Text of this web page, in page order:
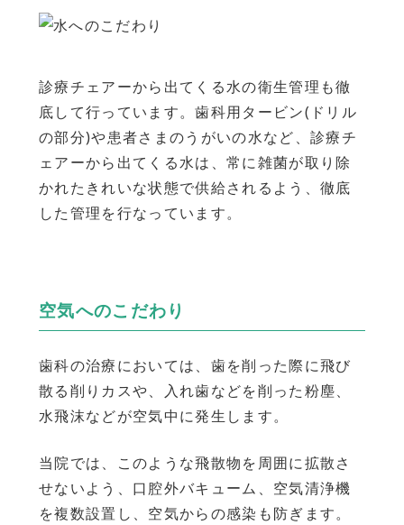
診療チェアーから出てくる水の衛生管理も徹
底して行っています。歯科用タービン(ドリル
の部分)や患者さまのうがいの水など、診療チ
ェアーから出てくる水は、常に雑菌が取り除
かれたきれいな状態で供給されるよう、徹底
した管理を行なっています。
空気へのこだわり
歯科の治療においては、歯を削った際に飛び
散る削りカスや、入れ歯などを削った粉塵、
水飛沫などが空気中に発生します。
当院では、このような飛散物を周囲に拡散さ
せないよう、口腔外バキューム、空気清浄機
を複数設置し、空気からの感染も防ぎます。